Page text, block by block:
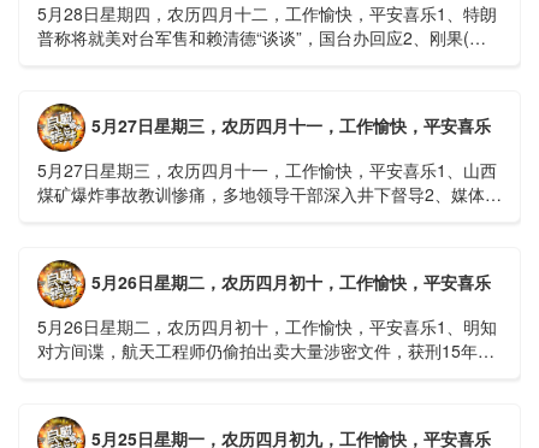
5月28日星期四，农历四月十二，工作愉快，平安喜乐1、特朗
普称将就美对台军售和赖清德“谈谈”，国台办回应2、刚果(金)
5月27日星期三，农历四月十一，工作愉快，平安喜乐
5月27日星期三，农历四月十一，工作愉快，平安喜乐1、山西
煤矿爆炸事故教训惨痛，多地领导干部深入井下督导2、媒体：
5月26日星期二，农历四月初十，工作愉快，平安喜乐
5月26日星期二，农历四月初十，工作愉快，平安喜乐1、明知
对方间谍，航天工程师仍偷拍出卖大量涉密文件，获刑15年
5月25日星期一，农历四月初九，工作愉快，平安喜乐